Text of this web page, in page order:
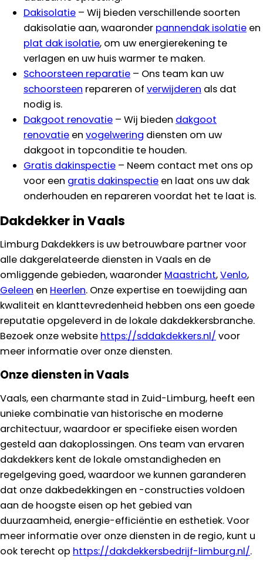
Dakisolatie – Wij bieden verschillende soorten
dakisolatie aan, waaronder pannendak isolatie en
plat dak isolatie, om uw energierekening te
verlagen en uw huis warmer te maken.
Schoorsteen reparatie – Ons team kan uw
schoorsteen repareren of verwijderen als dat
nodig is.
Dakgoot renovatie – Wij bieden dakgoot
renovatie en vogelwering diensten om uw
dakgoot in topconditie te houden.
Gratis dakinspectie – Neem contact met ons op
voor een gratis dakinspectie en laat ons uw dak
onderhouden en repareren voordat het te laat is.
Dakdekker in Vaals
Limburg Dakdekkers is uw betrouwbare partner voor
alle dakgerelateerde diensten in Vaals en de
omliggende gebieden, waaronder Maastricht,Venlo,
Geleen en Heerlen. Onze expertise en toewijding aan
kwaliteit en klanttevredenheid hebben ons een goede
reputatie opgeleverd in de lokale dakdekkersbranche.
Bezoek onze website https://sddakdekkers.nl/ voor
meer informatie over onze diensten.
Onze diensten in Vaals
Vaals, een charmante stad in Zuid-Limburg, heeft een
unieke combinatie van historische en moderne
architectuur, waardoor er specifieke eisen worden
gesteld aan dakoplossingen. Ons team van ervaren
dakdekkers kent de lokale omstandigheden en
regelgeving goed, waardoor we kunnen garanderen
dat onze dakbedekkingen en -constructies voldoen
aan de hoogste eisen op het gebied van
duurzaamheid, energie-efficiëntie en esthetiek. Voor
meer informatie over onze diensten in de regio, kunt u
ook terecht op https://dakdekkersbedrijf-limburg.nl/.